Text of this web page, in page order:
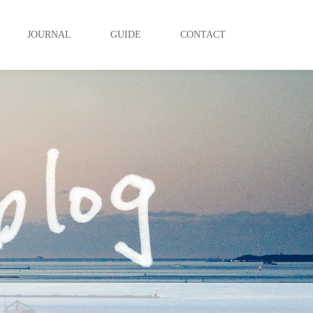
JOURNAL GUIDE CONTACT